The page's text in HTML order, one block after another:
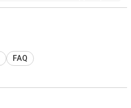
FAQ